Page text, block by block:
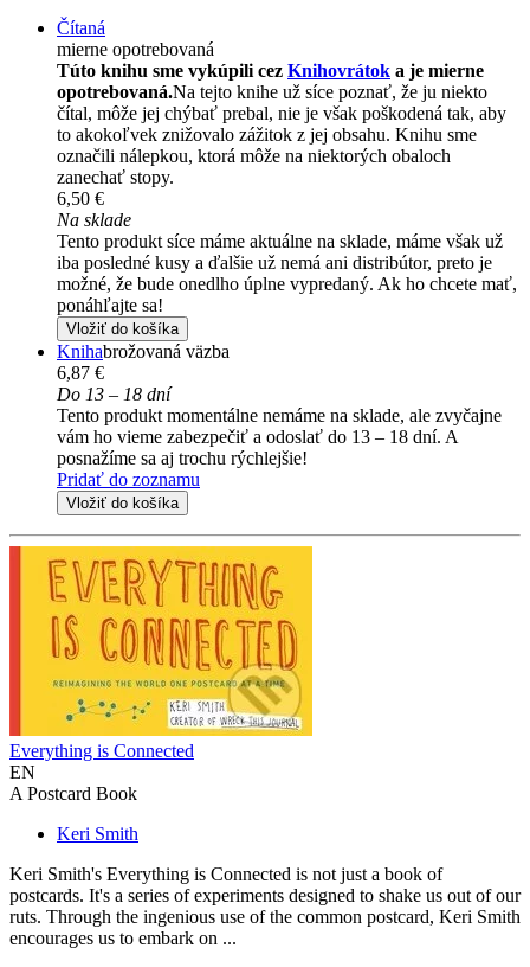
Čítaná
mierne opotrebovaná
Túto knihu sme vykúpili cez Knihovrátok a je mierne
opotrebovaná.Na tejto knihe už síce poznať, že ju niekto
čítal, môže jej chýbať prebal, nie je však poškodená tak, aby
to akokoľvek znižovalo zážitok z jej obsahu. Knihu sme
označili nálepkou, ktorá môže na niektorých obaloch
zanechať stopy.
6,50 €
Na sklade
Tento produkt síce máme aktuálne na sklade, máme však už
iba posledné kusy a ďalšie už nemá ani distribútor, preto je
možné, že bude onedlho úplne vypredaný. Ak ho chcete mať,
ponáhľajte sa!
Vložiť do košíka
Knihabrožovaná väzba
6,87 €
Do 13 – 18 dní
Tento produkt momentálne nemáme na sklade, ale zvyčajne
vám ho vieme zabezpečiť a odoslať do 13 – 18 dní. A
posnažíme sa aj trochu rýchlejšie!
Pridať do zoznamu
Vložiť do košíka
Everything is Connected
EN
A Postcard Book
Keri Smith
Keri Smith's Everything is Connected is not just a book of
postcards. It's a series of experiments designed to shake us out of our
ruts. Through the ingenious use of the common postcard, Keri Smith
encourages us to embark on ...